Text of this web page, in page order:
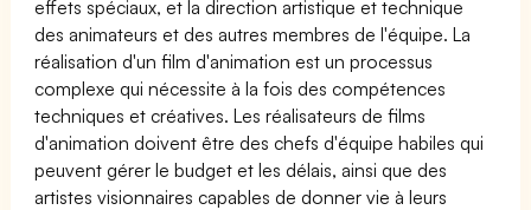
effets spéciaux, et la direction artistique et technique
des animateurs et des autres membres de l'équipe. La
réalisation d'un film d'animation est un processus
complexe qui nécessite à la fois des compétences
techniques et créatives. Les réalisateurs de films
d'animation doivent être des chefs d'équipe habiles qui
peuvent gérer le budget et les délais, ainsi que des
artistes visionnaires capables de donner vie à leurs